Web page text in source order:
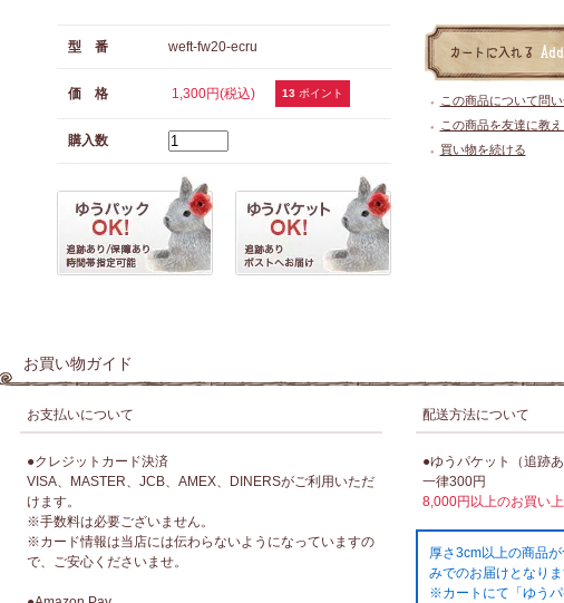
型 番 weft-fw20-ecru
価 格 1,300円(税込) 13ポイント
購入数
● この商品について問
● この商品を友達に教え
● 買い物を続ける
お買い物ガイド
お支払いについて
●クレジットカード決済
VISA、MASTER、JCB、AMEX、DINERSがご利用いただ
けます。
※手数料は必要ございません。
※カード情報は当店には伝わらないようになっていますの
で、ご安心くださいませ。
配送方法について
●ゆうパケット（追跡あ
一律300円
8,000円以上のお買い
厚さ3cm以上の商品
みでのお届けとなりま
※カートにて「ゆう